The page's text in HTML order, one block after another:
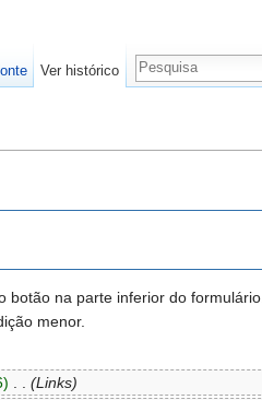
botão na parte inferior do formulário.
menor.
(Links)
Ver histórico